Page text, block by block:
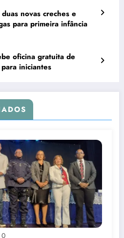
novas creches e
para primeira infância
oficina gratuita de
iniciantes
0